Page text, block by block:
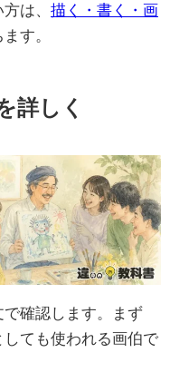
は、 描く・書く・画
す。
詳しく
で確認します。まず
ても使われる画伯で